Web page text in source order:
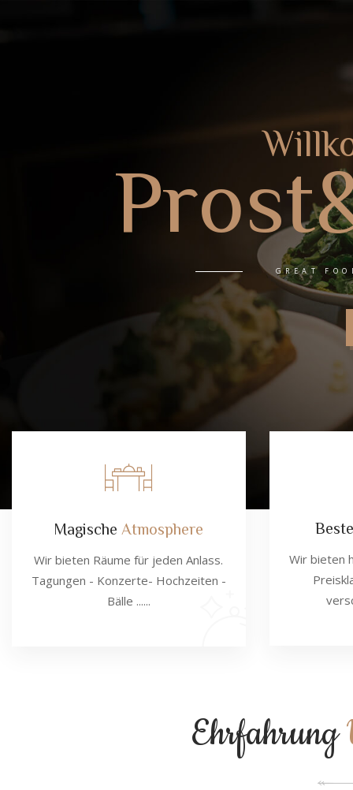
GREAT
Magische Atmosphere
Wir bieten Räume für jeden Anlass.
Tagungen - Konzerte- Hochzeiten -
Bälle ......
Wir bieten
Ehrfahrung